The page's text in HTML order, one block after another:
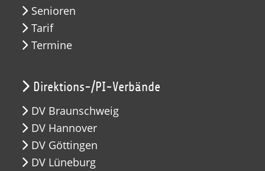
Senioren
Tarif
Termine
Direktions-/PI-Verbände
DV Braunschweig
DV Hannover
DV Göttingen
DV Lüneburg